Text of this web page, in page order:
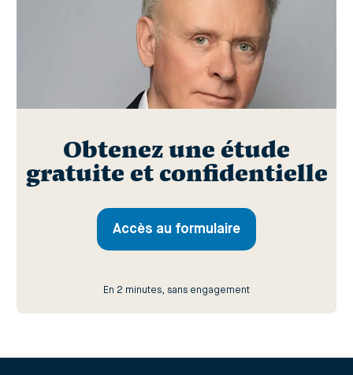
Obtenez une étude
gratuite et confidentielle
Accès au formulaire
En 2 minutes, sans engagement